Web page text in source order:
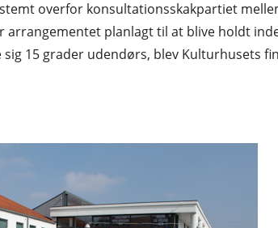
overfor konsultationsskakpartiet
arrangementet planlagt til at blive holdt
15 grader udendørs, blev Kulturhusets